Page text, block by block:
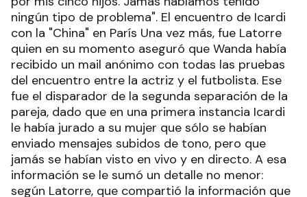
ningún tipo de problema". El encuentro de Icardi
con la "China" en París Una vez más, fue Latorre
quien en su momento aseguró que Wanda había
recibido un mail anónimo con todas las pruebas
del encuentro entre la actriz y el futbolista. Ese
fue el disparador de la segunda separación de la
pareja, dado que en una primera instancia Icardi
le había jurado a su mujer que sólo se habían
enviado mensajes subidos de tono, pero que
jamás se habían visto en vivo y en directo. A esa
información se le sumó un detalle no menor:
según Latorre, que compartió la información que